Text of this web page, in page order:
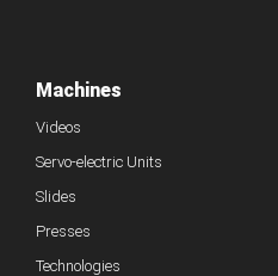
Machines
Videos
Servo-electric Units
Slides
Presses
Technologies